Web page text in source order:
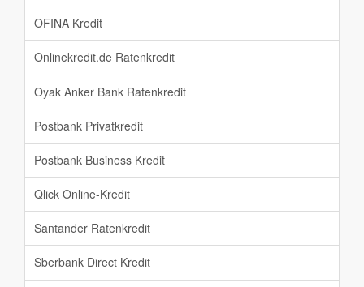
OFINA Kredit
Onlinekredit.de Ratenkredit
Oyak Anker Bank Ratenkredit
Postbank Privatkredit
Postbank Business Kredit
Qlick Online-Kredit
Santander Ratenkredit
Sberbank Direct Kredit